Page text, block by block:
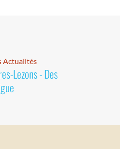
Actualités
Lezons - Des